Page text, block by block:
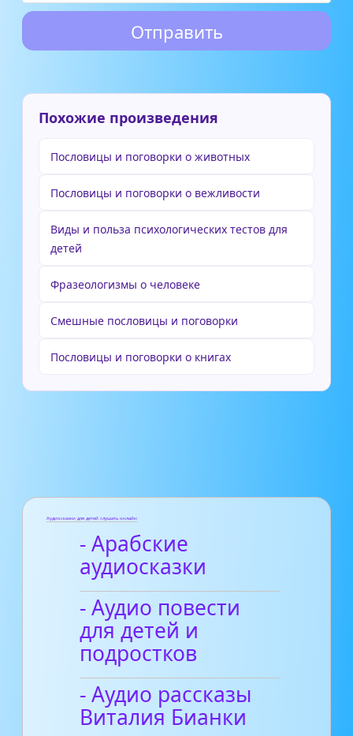
Похожие произведения
Пословицы и поговорки о животных
Пословицы и поговорки о вежливости
Виды и польза психологических тестов для
детей
Фразеологизмы о человеке
Смешные пословицы и поговорки
Пословицы и поговорки о книгах
Аудиосказки для детей слушать онлайн
- Арабские
аудиосказки
- Аудио повести
для детей и
подростков
- Аудио рассказы
Виталия Бианки